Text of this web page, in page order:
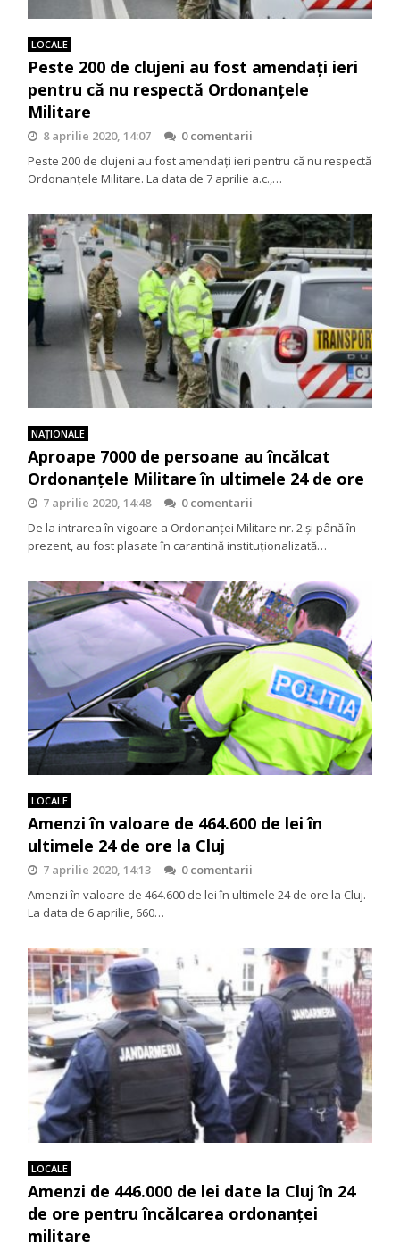
LOCALE
Peste 200 de clujeni au fost amendați ieri
pentru că nu respectă Ordonanțele
Militare
8 aprilie 2020, 14:07
0 comentarii
Peste 200 de clujeni au fost amendați ieri pentru că nu respectă
Ordonanțele Militare. La data de 7 aprilie a.c.,…
NAŢIONALE
Aproape 7000 de persoane au încălcat
Ordonanțele Militare în ultimele 24 de ore
7 aprilie 2020, 14:48
0 comentarii
De la intrarea în vigoare a Ordonanței Militare nr. 2 și până în
prezent, au fost plasate în carantină instituționalizată…
LOCALE
Amenzi în valoare de 464.600 de lei în
ultimele 24 de ore la Cluj
7 aprilie 2020, 14:13
0 comentarii
Amenzi în valoare de 464.600 de lei în ultimele 24 de ore la Cluj.
La data de 6 aprilie, 660…
LOCALE
Amenzi de 446.000 de lei date la Cluj în 24
de ore pentru încălcarea ordonanței
militare